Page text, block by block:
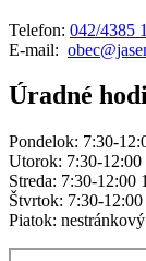
Telefon: 042/4385
E-mail:
Úradné
Pondelok: 7:30-
Utorok: 7:30-12:00
Streda: 7:30-12:00
Štvrtok: 7:30-
Piatok: